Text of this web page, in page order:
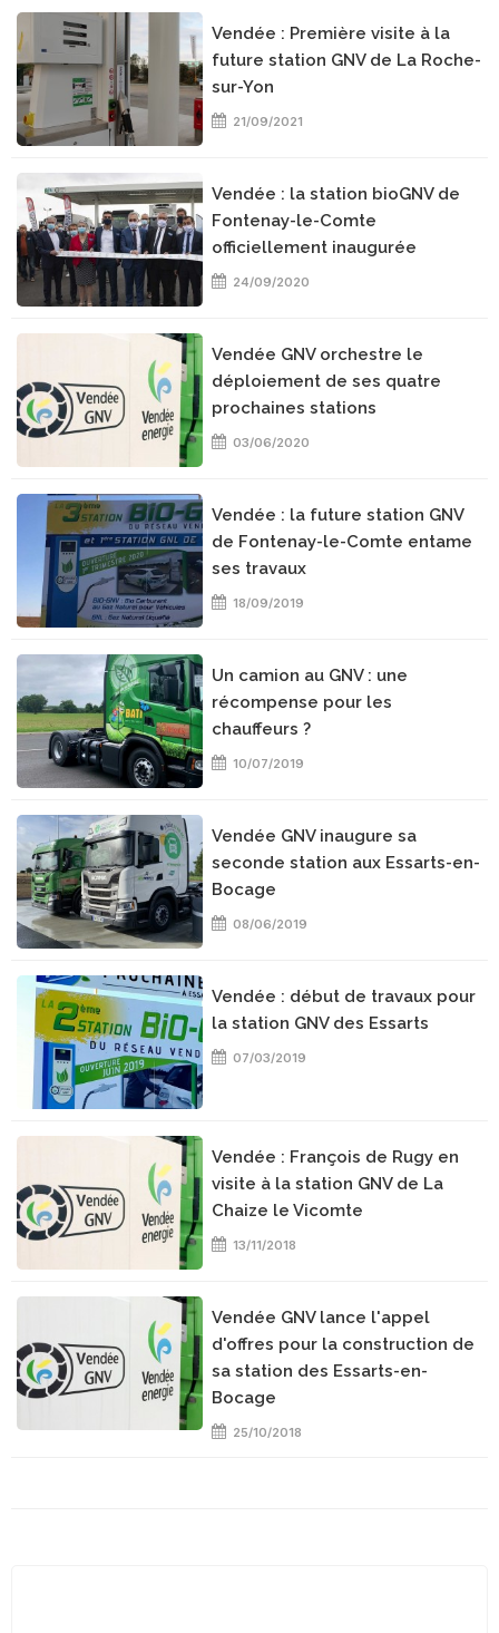
Vendée : Première visite à la
future station GNV de La Roche-
sur-Yon
21/09/2021
Vendée : la station bioGNV de
Fontenay-le-Comte
officiellement inaugurée
24/09/2020
Vendée GNV orchestre le
déploiement de ses quatre
prochaines stations
03/06/2020
Vendée : la future station GNV
de Fontenay-le-Comte entame
ses travaux
18/09/2019
Un camion au GNV : une
récompense pour les
chauffeurs ?
10/07/2019
Vendée GNV inaugure sa
seconde station aux Essarts-en-
Bocage
08/06/2019
Vendée : début de travaux pour
la station GNV des Essarts
07/03/2019
Vendée : François de Rugy en
visite à la station GNV de La
Chaize le Vicomte
13/11/2018
Vendée GNV lance l'appel
d'offres pour la construction de
sa station des Essarts-en-
Bocage
25/10/2018